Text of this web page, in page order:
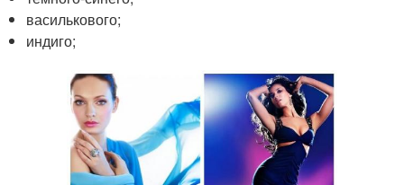
василькового;
индиго;